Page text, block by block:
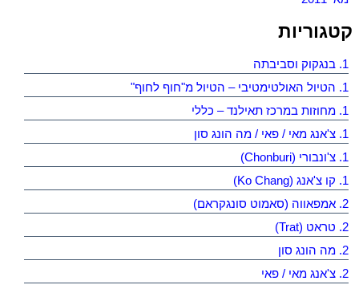
קטגוריות
1. בנגקוק וסביבתה
1. הטיול האולטימטיבי – הטיול מ"חוף לחוף"
1. מחוזות במרכז תאילנד – כללי
1. צ'אנג מאי / פאי / מה הונג סון
1. צ'ונבורי (Chonburi)
1. קו צ'אנג (Ko Chang)
2. אמפאווה (סאמוט סונגקראם)
2. טראט (Trat)
2. מה הונג סון
2. צ'אנג מאי / פאי